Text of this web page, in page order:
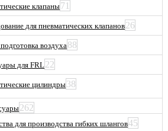
клапаны71
для пневматических клапанов26
воздуха88
для FRL22
цилиндры38
262
для производства гибких шлангов45